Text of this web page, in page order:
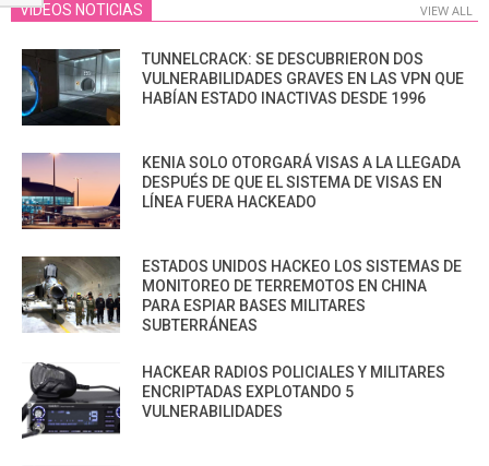
VIDEOS NOTICIAS VIEW ALL
TUNNELCRACK: SE DESCUBRIERON DOS
VULNERABILIDADES GRAVES EN LAS VPN QUE
HABÍAN ESTADO INACTIVAS DESDE 1996
KENIA SOLO OTORGARÁ VISAS A LA LLEGADA
DESPUÉS DE QUE EL SISTEMA DE VISAS EN
LÍNEA FUERA HACKEADO
ESTADOS UNIDOS HACKEO LOS SISTEMAS DE
MONITOREO DE TERREMOTOS EN CHINA
PARA ESPIAR BASES MILITARES
SUBTERRÁNEAS
HACKEAR RADIOS POLICIALES Y MILITARES
ENCRIPTADAS EXPLOTANDO 5
VULNERABILIDADES